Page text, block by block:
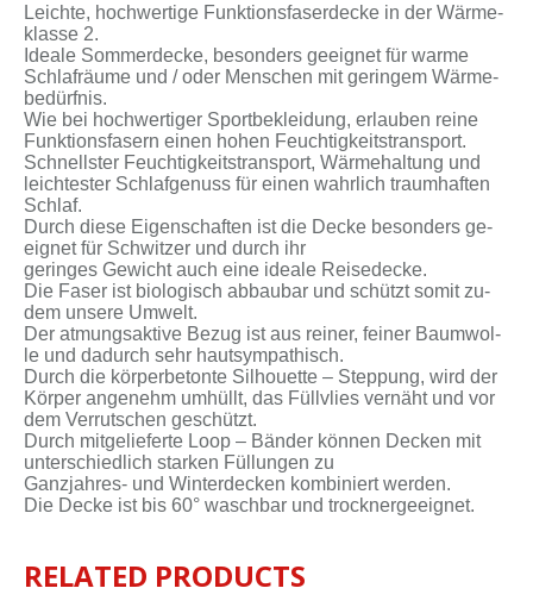
Leich­te, hoch­wer­ti­ge Funk­ti­ons­fa­ser­de­cke in der Wär­me­
klas­se 2.
Idea­le Som­mer­de­cke, be­son­ders ge­eig­net für war­me
Schlaf­räu­me und / oder Men­schen mit ge­rin­gem Wär­me­
be­dürf­nis.
Wie bei hoch­wer­ti­ger Sport­be­klei­dung, er­lau­ben rei­ne
Funk­ti­ons­fa­sern ei­nen ho­hen Feuch­tig­keits­trans­port.
Schnells­ter Feuch­tig­keits­trans­port, Wär­me­hal­tung und
leich­tes­ter Schlaf­ge­nuss für ei­nen wahr­lich traum­haf­ten
Schlaf.
Durch die­se Ei­gen­schaf­ten ist die De­cke be­son­ders ge­
eig­net für Schwit­zer und durch ihr
ge­rin­ges Ge­wicht auch ei­ne idea­le Rei­se­de­cke.
Die Fa­ser ist bio­lo­gisch ab­bau­bar und schützt so­mit zu­
dem un­se­re Um­welt.
Der at­mungs­ak­ti­ve Be­zug ist aus rei­ner, fei­ner Baum­wol­
le und da­durch sehr haut­sym­pa­thisch.
Durch die kör­per­be­ton­te Sil­hou­et­te – Step­pung, wird der
Kör­per an­ge­nehm um­hüllt, das Füll­vlies ver­näht und vor
dem Ver­rut­schen ge­schützt.
Durch mit­ge­lie­fer­te Loop – Bän­der kön­nen De­cken mit
un­ter­schied­lich star­ken Fül­lun­gen zu
Ganzjahres- und Win­ter­de­cken kom­bi­niert wer­den.
Die De­cke ist bis 60° wasch­bar und trock­ner­ge­eig­net.
RELATED PRODUCTS